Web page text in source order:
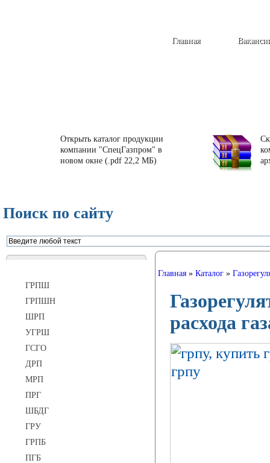
Главная
Открыть каталог продукции
компании "СпецГазпром" в
новом окне (.pdf 22,2 МБ)
Поиск по сайту
ГРПШ
ГРПШН
ШРП
УГРШ
ГСГО
ДРП
МРП
ПРГ
ШБДГ
ГРУ
ГРПБ
ПГБ
Главная » Каталог »
расхода